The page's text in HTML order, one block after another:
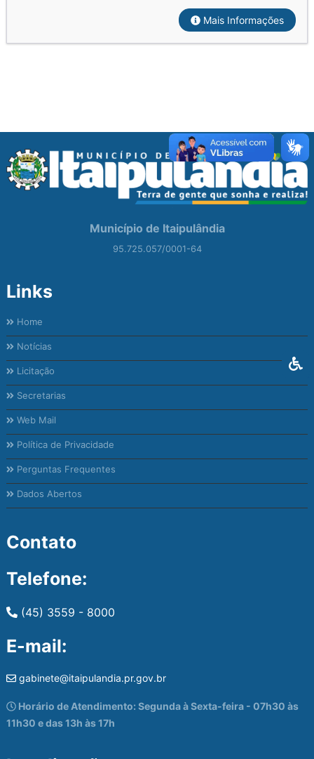
Mais Informações
Município de Itaipulândia
95.725.057/0001-64
Links
Home
Notícias
Licitação
Secretarias
Web Mail
Política de Privacidade
Perguntas Frequentes
Dados Abertos
Contato
Telefone:
(45) 3559 - 8000
E-mail:
gabinete@itaipulandia.pr.gov.br
Horário de Atendimento: Segunda à Sexta-feira - 07h30 às
11h30 e das 13h às 17h